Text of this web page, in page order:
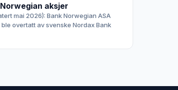
aksjer
mai 2026): Bank Norwegian ASA
ble overtatt av svenske Nordax Bank